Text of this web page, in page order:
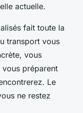
actuelle.
fait toute la
transport vous
vous
préparent
Le
ne restez